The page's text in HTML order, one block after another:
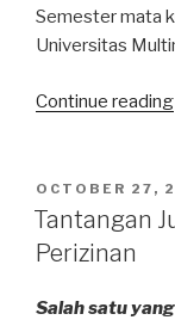
Semester mata
Universitas
Continue reading
POSTED
ON
OCTOBER 27,
Tantangan
Perizinan
Salah satu